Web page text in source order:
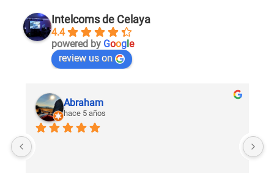
Intelcoms de Celaya
4.4
powered by Google
review us on
Abraham
hace 5 años